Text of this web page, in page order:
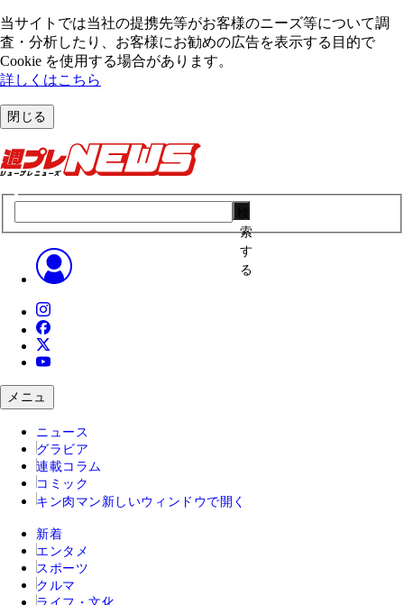
当サイトでは当社の提携先等がお客様のニーズ等について調
査・分析したり、お客様にお勧めの広告を表⽰する⽬的で
Cookie を使⽤する場合があります。
詳しくはこちら
閉じる
索
す
る
メニュ
ニュース
グラビア
連載コラム
コミック
キン肉マン 新しいウィンドウで開く
新着
エンタメ
スポーツ
クルマ